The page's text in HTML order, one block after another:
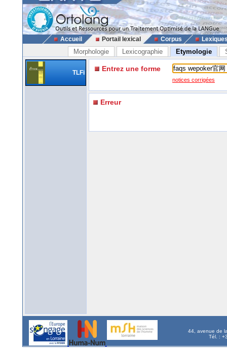
Accueil Portail lexical Corpus
Morphologie Lexicographie Etymologie
TLFi Entrez une forme
notices corrigées
Erreur
44, avenue de
Tél. :